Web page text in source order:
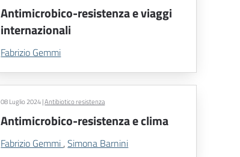
Antimicrobico-resistenza e viaggi
internazionali
Fabrizio Gemmi
08 Luglio 2024|Antibiotico resistenza
Antimicrobico-resistenza e clima
Fabrizio Gemmi ,Simona Barnini